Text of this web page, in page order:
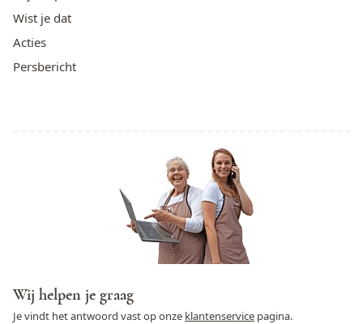
Wist je dat
Acties
Persbericht
Wij helpen je graag
Je vindt het antwoord vast op onze klantenservice pagina.